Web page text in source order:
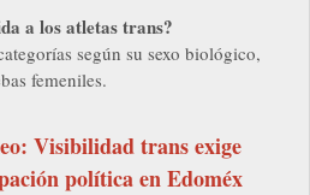
a los atletas trans?
según su sexo biológico,
femeniles.
Visibilidad trans exige
política en Edoméx